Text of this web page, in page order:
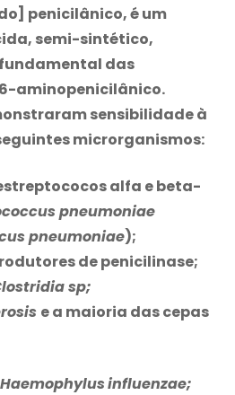
penicilânico, é um
semi-sintético,
das
aminopenicilânico.
sensibilidade à
microrganismos:
alfa e beta-
pneumoniae
pneumoniae);
de penicilinase;
sp;
e a maioria das cepas
Haemophylusinfluenzae;